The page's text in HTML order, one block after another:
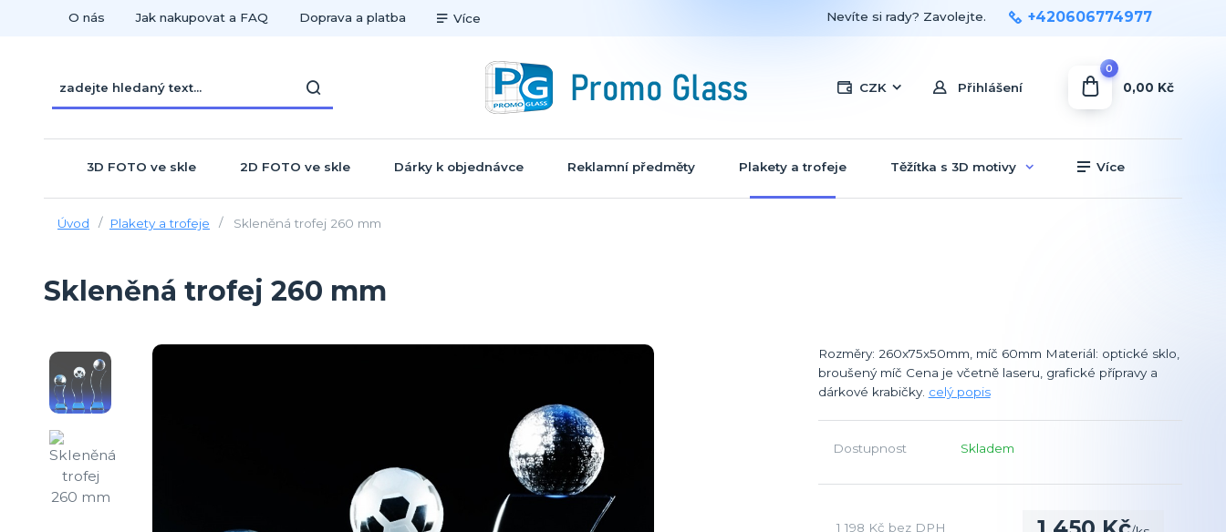
O nás Jak nakupovat a FAQ Doprava a platba Více
CZK Přihlášení
Nevíte si rady? Zavolejte. +420606774977
0
0,00 Kč
3D FOTO ve skle 2D FOTO ve skle Dárky k objednávce Reklamní předměty Plakety a trofeje Těžítka s 3D motivy Více
Úvod Plakety a trofeje Skleněná trofej 260 mm
Skleněná trofej 260 mm
Rozměry: 260x75x50mm, míč 60mm Materiál: optické sklo,
broušený míč Cena je včetně laseru, grafické přípravy a
dárkové krabičky. celý popis
Dostupnost Skladem
1 198 Kč bez DPH